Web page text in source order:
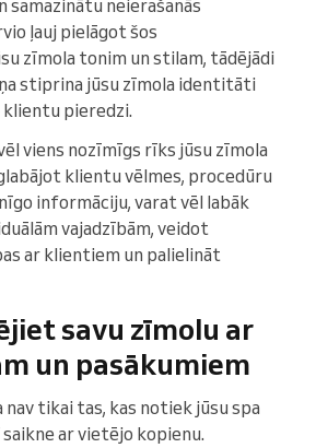
samazinātu neierašanās
ļauj pielāgot šos
zīmola tonim un stilam, tādējādi
stiprina jūsu zīmola identitāti
klientu pieredzi.
viens nozīmīgs rīks jūsu zīmola
klientu vēlmes, procedūru
informāciju, varat vēl labāk
vajadzībām, veidot
ar klientiem un palielināt
savu zīmolu ar
un pasākumiem
nav tikai tas, kas notiek jūsu spa
ar vietējo kopienu.